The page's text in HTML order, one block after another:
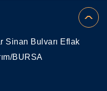
Sinan Bulvarı Eflak
BURSA